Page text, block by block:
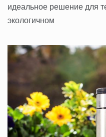
идеальное решение для
экологичном